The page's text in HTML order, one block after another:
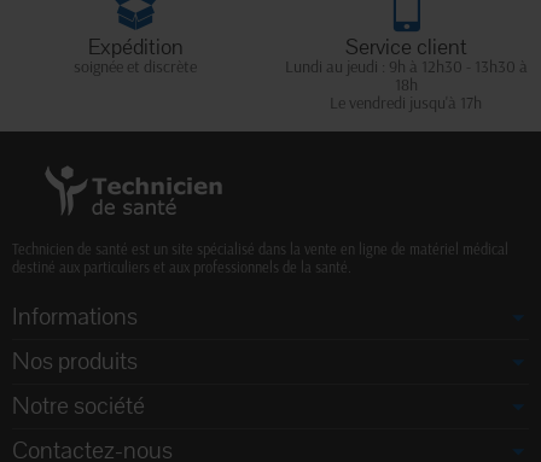
Expédition
soignée et discrète
Service client
Lundi au jeudi : 9h à 12h30 - 13h30 à
18h
Le vendredi jusqu'à 17h
Technicien de santé est un site spécialisé dans la vente en ligne de matériel médical
destiné aux particuliers et aux professionnels de la santé.
Informations
Nos produits
Notre société
Contactez-nous